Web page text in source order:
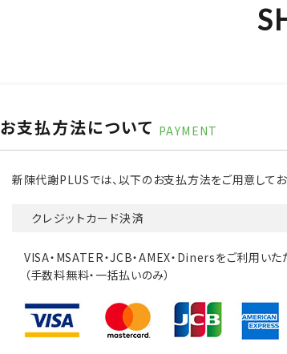
お支払方法について PAYMENT
新陳代謝PLUSでは、以下のお支払方法をご用意してお
クレジットカード決済
VISA・MSATER・JCB・AMEX・Dinersをご利用いた
（手数料無料・一括払いのみ）